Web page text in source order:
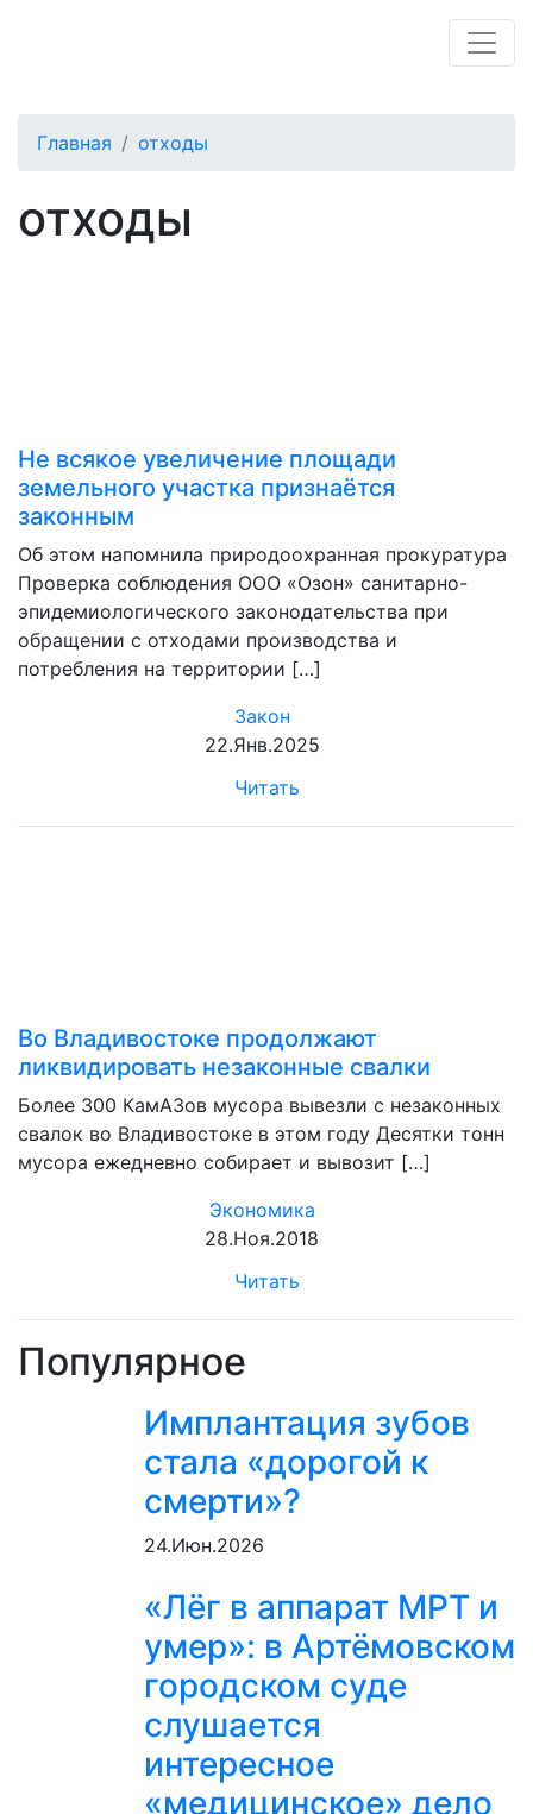
Главная отходы
отходы
Не всякое увеличение площади
земельного участка признаётся
законным
Об этом напомнила природоохранная прокуратура
Проверка соблюдения ООО «Озон» санитарно-
эпидемиологического законодательства при
обращении с отходами производства и
потребления на территории […]
Закон
22.Янв.2025
Читать
Во Владивостоке продолжают
ликвидировать незаконные свалки
Более 300 КамАЗов мусора вывезли с незаконных
свалок во Владивостоке в этом году Десятки тонн
мусора ежедневно собирает и вывозит […]
Экономика
28.Ноя.2018
Читать
Популярное
Имплантация зубов
стала «дорогой к
смерти»?
24.Июн.2026
«Лёг в аппарат МРТ и
умер»: в Артёмовском
городском суде
слушается
интересное
«медицинское» дело